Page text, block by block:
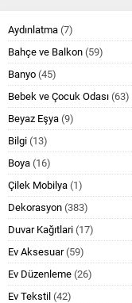
Aydınlatma (7)
Bahçe ve Balkon (59)
Banyo (45)
Bebek ve Çocuk Odası (63)
Beyaz Eşya (9)
Bilgi (13)
Boya (16)
Çilek Mobilya (1)
Dekorasyon (383)
Duvar Kağıtlari (17)
Ev Aksesuar(59)
Ev Düzenleme (26)
Ev Tekstil (42)